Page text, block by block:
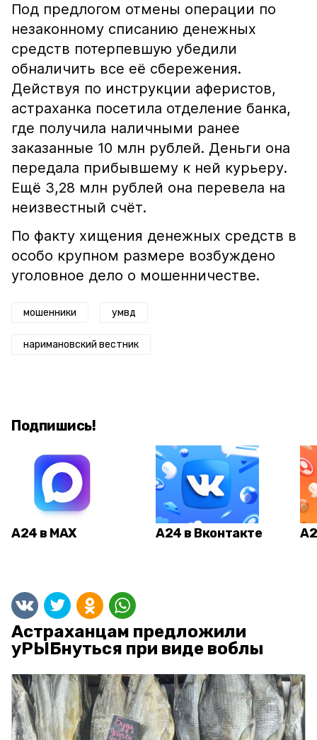
Под предлогом отмены операции по
незаконному списанию денежных
средств потерпевшую убедили
обналичить все её сбережения.
Действуя по инструкции аферистов,
астраханка посетила отделение банка,
где получила наличными ранее
заказанные 10 млн рублей. Деньги она
передала прибывшему к ней курьеру.
Ещё 3,28 млн рублей она перевела на
неизвестный счёт.
По факту хищения денежных средств в
особо крупном размере возбуждено
уголовное дело о мошенничестве.
мошенники умвд
наримановский вестник
Подпишись!
А24 в MAX А24 в Вконтакте
Астраханцам предложили
уРЫБнуться при виде воблы